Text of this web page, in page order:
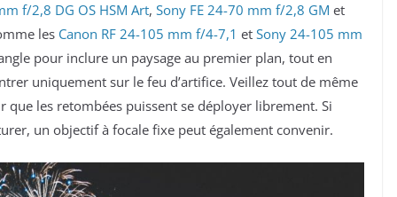
f/2,8 DG OS HSM Art, Sony FE 24-70 mm f/2,8 GM et
les Canon RF 24-105 mm f/4-7,1 et Sony 24-105 mm
pour inclure un paysage au premier plan, tout en
uniquement sur le feu d’artifice. Veillez tout de même
que les retombées puissent se déployer librement. Si
un objectif à focale fixe peut également convenir.